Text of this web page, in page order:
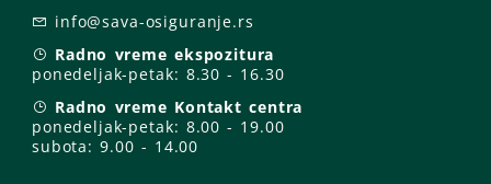
info@sava-osiguranje.rs
Radno vreme ekspozitura
ponedeljak-petak: 8.30 - 16.30
Radno vreme Kontakt centra
ponedeljak-petak: 8.00 - 19.00
subota: 9.00 - 14.00